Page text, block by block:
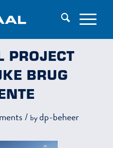
PROJECT
BRUG
/ bydp-beheer